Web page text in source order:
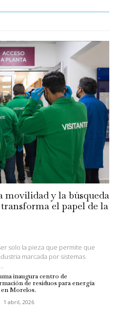
movilidad y la búsqueda
el papel de la
solo la pieza que permite que
marcada por sistemas
inaugura centro de
de residuos para energía
Morelos.
1 abril, 2026